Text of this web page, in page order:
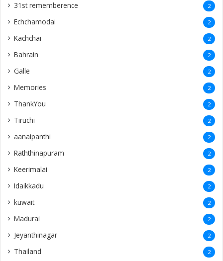
31st rememberence 2
Echchamodai 2
Kachchai 2
Bahrain 2
Galle 2
Memories 2
ThankYou 2
Tiruchi 2
aanaipanthi 2
Raththinapuram 2
Keerimalai 2
Idaikkadu 2
kuwait 2
Madurai 2
Jeyanthinagar 2
Thailand 2